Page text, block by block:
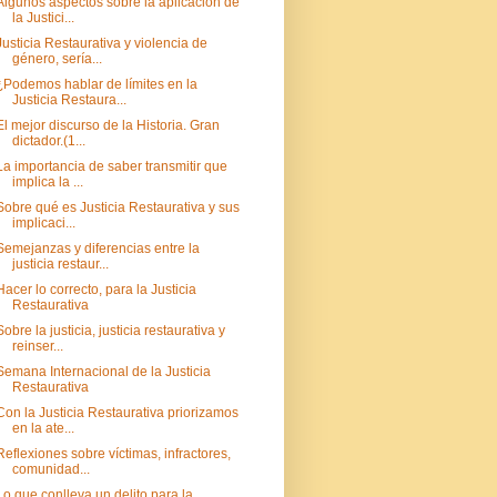
la Justici...
Restaurativa y violencia de
género, sería...
hablar de límites en la
Justicia Restaura...
mejor discurso de la Historia. Gran
dictador.(1...
importancia de saber transmitir que
implica la ...
qué es Justicia Restaurativa y sus
implicaci...
y diferencias entre la
justicia restaur...
lo correcto, para la Justicia
Restaurativa
la justicia, justicia restaurativa y
reinser...
Internacional de la Justicia
Restaurativa
la Justicia Restaurativa priorizamos
en la ate...
sobre víctimas, infractores,
comunidad...